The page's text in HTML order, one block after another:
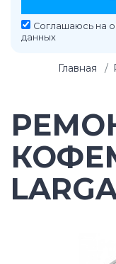
Соглашаюсь на
данных
Главная